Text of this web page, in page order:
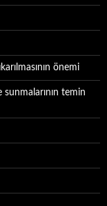
önemi
sunmalarının temin